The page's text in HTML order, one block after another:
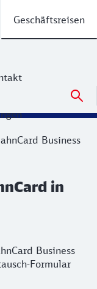
Geschäftsreisen
Business
in
Business
Formular